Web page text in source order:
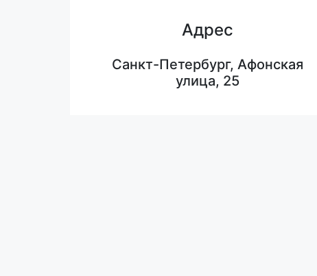
Адрес
Санкт-Петербург, Афонская
улица, 25